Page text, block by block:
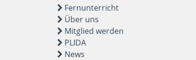
Fernunterricht
Über uns
Mitglied werden
PLIDA
News